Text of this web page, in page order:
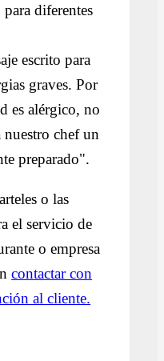
diferentes
escrito para
graves. Por
es alérgico, no
chef un
preparado".
o las
el servicio de
o empresa
contactar con
al cliente.